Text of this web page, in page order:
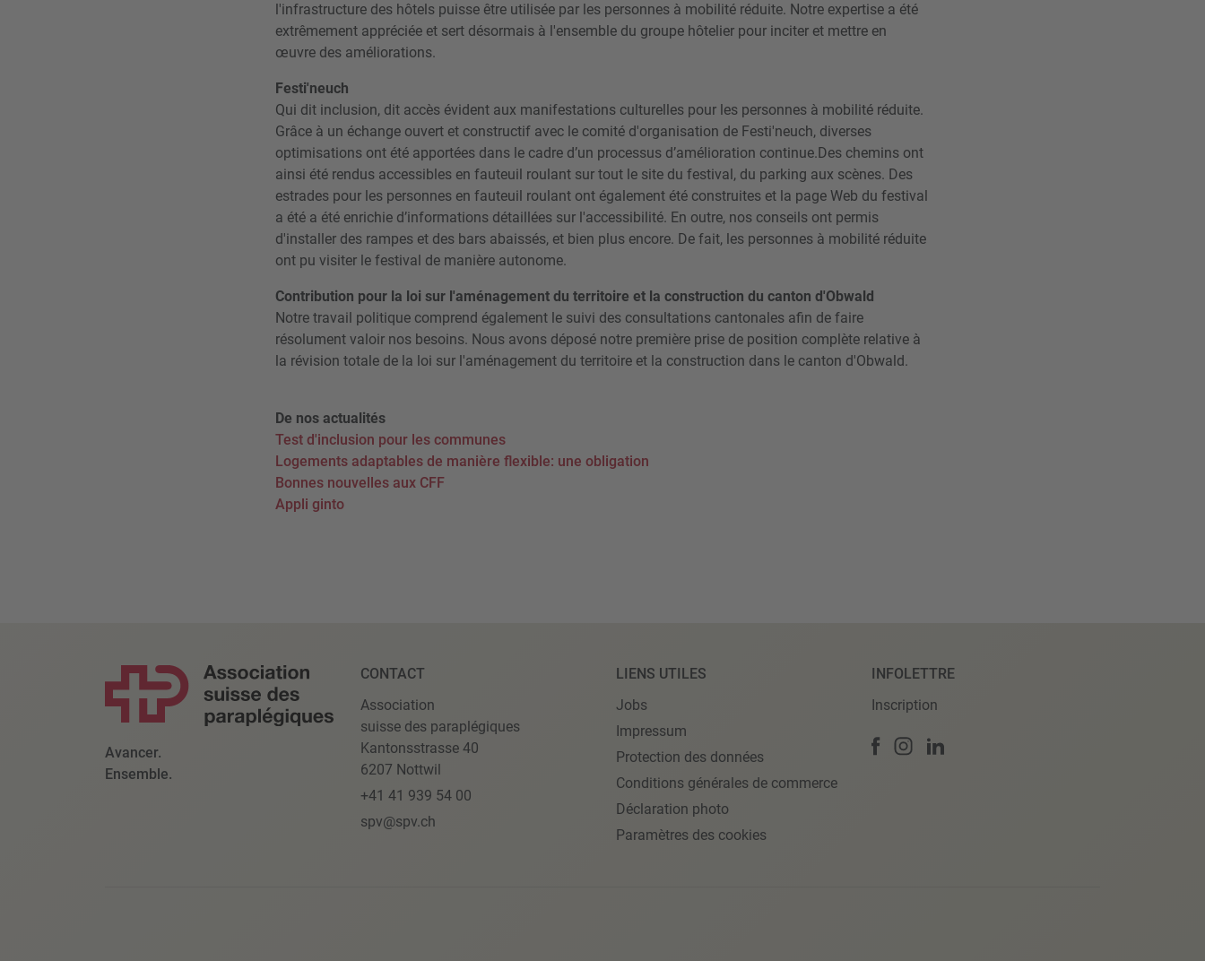
l'infrastructure des hôtels puisse être utilisée par les personnes à mobilité réduite. Notre expertise a été
extrêmement appréciée et sert désormais à l'ensemble du groupe hôtelier pour inciter et mettre en
œuvre des améliorations.
Festi'neuch
Qui dit inclusion, dit accès évident aux manifestations culturelles pour les personnes à mobilité réduite.
Grâce à un échange ouvert et constructif avec le comité d'organisation de Festi'neuch, diverses
optimisations ont été apportées dans le cadre d’un processus d’amélioration continue.Des chemins ont
ainsi été rendus accessibles en fauteuil roulant sur tout le site du festival, du parking aux scènes. Des
estrades pour les personnes en fauteuil roulant ont également été construites et la page Web du festival
a été a été enrichie d’informations détaillées sur l'accessibilité. En outre, nos conseils ont permis
d'installer des rampes et des bars abaissés, et bien plus encore. De fait, les personnes à mobilité réduite
ont pu visiter le festival de manière autonome.
Contribution pour la loi sur l'aménagement du territoire et la construction du canton d'Obwald
Notre travail politique comprend également le suivi des consultations cantonales afin de faire
résolument valoir nos besoins. Nous avons déposé notre première prise de position complète relative à
la révision totale de la loi sur l'aménagement du territoire et la construction dans le canton d'Obwald.
De nos actualités
Test d'inclusion pour les communes
Logements adaptables de manière flexible: une obligation
Bonnes nouvelles aux CFF
Appli ginto
Avancer.
Ensemble.
CONTACT
Association
suisse des paraplégiques
Kantonsstrasse 40
6207 Nottwil
+41 41 939 54 00
spv@spv.ch
LIENS UTILES
Jobs
Impressum
Protection des données
Conditions générales de commerce
Déclaration photo
Paramètres des cookies
INFOLETTRE
Inscription